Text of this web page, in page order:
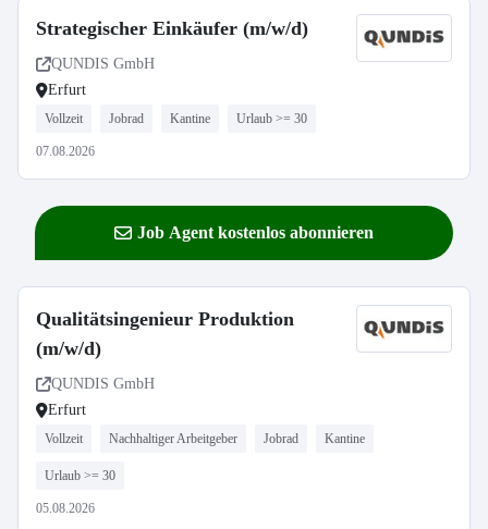
Strategischer Einkäufer (m/w/d)
QUNDIS GmbH
Erfurt
Vollzeit Jobrad Kantine Urlaub >= 30
07.08.2026
Job Agent kostenlos abonnieren
Qualitätsingenieur Produktion
(m/w/d)
QUNDIS GmbH
Erfurt
Vollzeit Nachhaltiger Arbeitgeber Jobrad Kantine
Urlaub >= 30
05.08.2026